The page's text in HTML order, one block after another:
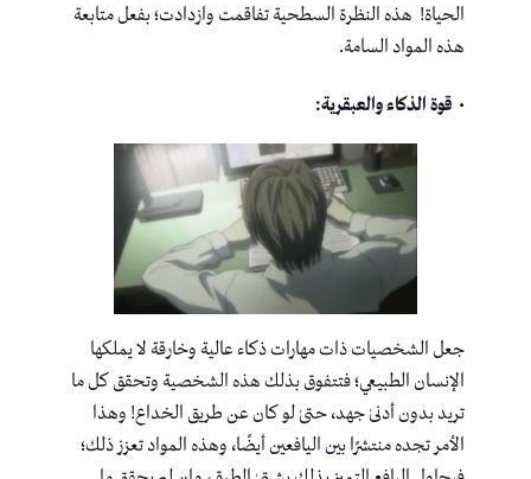
الحياة! هذه النظرة السطحية تفاقمت وازدادت؛ بفعل متابعة
هذه المواد السامة.
• قوة الذكاء والعبقرية:
جعل الشخصيات ذات مهارات ذكاء عالية وخارقة لا يملكها
الإنسان الطبيعي؛ فتتفوق بذلك هذه الشخصية وتحقق كل ما
تريد بدون أدنىٰ جهد، حتىٰ لو كان عن طريق الخداع! وهذا
الأمر تجده منتشرًا بين اليافعين أيضًا، وهذه المواد تعزز ذلك؛